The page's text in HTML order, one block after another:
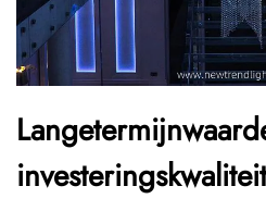
investeringskwaliteit